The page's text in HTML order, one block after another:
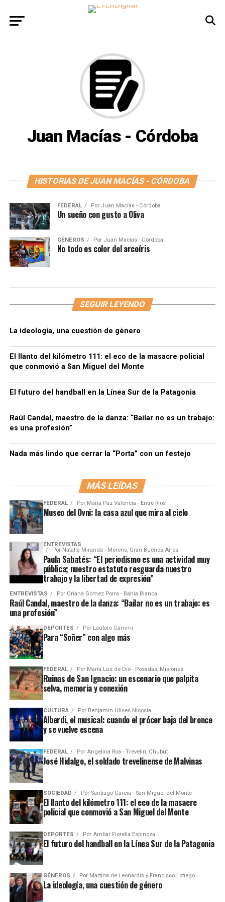
Juan Macías - Córdoba
HISTORIAS DE JUAN MACÍAS - CÓRDOBA
FEDERAL Por Juan Macías - Córdoba
Un sueño con gusto a Oliva
GÉNEROS Por Juan Macías - Córdoba
No todo es color del arcoíris
SEGUIR LEYENDO
La ideología, una cuestión de género
El llanto del kilómetro 111: el eco de la masacre policial
que conmovió a San Miguel del Monte
El futuro del handball en la Línea Sur de la Patagonia
Raúl Candal, maestro de la danza: “Bailar no es un trabajo:
es una profesión”
Nada más lindo que cerrar la “Porta” con un festejo
MÁS LEÍDAS
FEDERAL Por María Paz Valencia - Entre Ríos
Museo del Ovni: la casa azul que mira al cielo
ENTREVISTAS
Por Natalia Miranda - Moreno, Gran Buenos Aires
Paula Sabatés: “El periodismo es una actividad muy
pública; nuestro estatuto resguarda nuestro
trabajo y la libertad de expresión”
ENTREVISTAS Por Oriana Gómez Porra - Bahía Blanca
Raúl Candal, maestro de la danza: “Bailar no es un trabajo: es
una profesión”
DEPORTES Por Lautaro Cammi
Para “Soñer” con algo más
FEDERAL Por María Luz de Dio - Posadas, Misiones
Ruinas de San Ignacio: un escenario que palpita
selva, memoria y conexión
CULTURA Por Benjamín Ulises Nicosia
Alberdi, el musical: cuando el prócer baja del bronce
y se vuelve escena
FEDERAL Por Angelina Roa - Trevelin, Chubut
José Hidalgo, el soldado trevelinense de Malvinas
SOCIEDAD Por Santiago García - San Miguel del Monte
El llanto del kilómetro 111: el eco de la masacre
policial que conmovió a San Miguel del Monte
DEPORTES Por Ambar Fiorella Espinoza
El futuro del handball en la Línea Sur de la Patagonia
GÉNEROS Por Martína de Leonardis y Francisco Lofiego
La ideología, una cuestión de género